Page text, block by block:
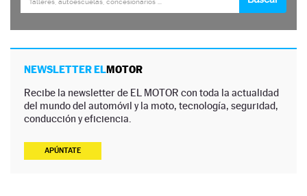
NEWSLETTER ELMOTOR
Recibe la newsletter de EL MOTOR con toda la actualidad
del mundo del automóvil y la moto, tecnología, seguridad,
conducción y eficiencia.
APÚNTATE